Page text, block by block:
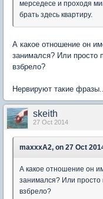
мерседесе и проходя
брать здесь квартиру.
А какое отношение он
занимался? Или просто
взбрело?
Нервируют такие
skeith
27 Oct 2014
maxxxA2, on 27 Oct
А какое отношение он
занимался? Или просто
взбрело?